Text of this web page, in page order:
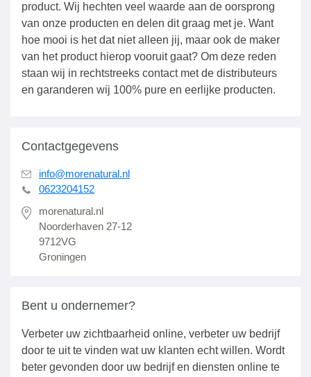
product. Wij hechten veel waarde aan de oorsprong
van onze producten en delen dit graag met je. Want
hoe mooi is het dat niet alleen jij, maar ook de maker
van het product hierop vooruit gaat? Om deze reden
staan wij in rechtstreeks contact met de distributeurs
en garanderen wij 100% pure en eerlijke producten.
Contactgegevens
info@morenatural.nl
0623204152
morenatural.nl
Noorderhaven 27-12
9712VG
Groningen
Bent u ondernemer?
Verbeter uw zichtbaarheid online, verbeter uw bedrijf
door te uit te vinden wat uw klanten echt willen. Wordt
beter gevonden door uw bedrijf en diensten online te